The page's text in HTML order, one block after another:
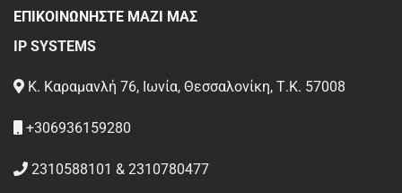
ΕΠΙΚΟΙΝΩΝΗΣΤΕ ΜΑΖΙ ΜΑΣ
IP SYSTEMS
Κ. Καραμανλή 76, Ιωνία, Θεσσαλονίκη, Τ.Κ. 57008
+306936159280
2310588101 & 2310780477